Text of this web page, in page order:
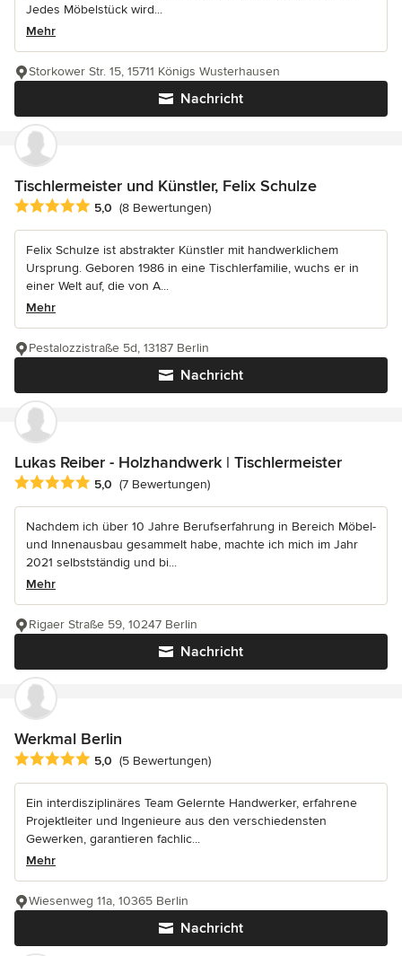
Jedes Möbelstück wird...
Mehr
Nachricht
Storkower Str. 15, 15711 Königs Wusterhausen
Tischlermeister und Künstler, Felix Schulze
Durchschnittliche Bewertung: 5 von 5 Sternen
5,0 (8 Bewertungen)
Felix Schulze ist abstrakter Künstler mit handwerklichem
Ursprung. Geboren 1986 in eine Tischlerfamilie, wuchs er in
einer Welt auf, die von A...
Mehr
Nachricht
Pestalozzistraße 5d, 13187 Berlin
Lukas Reiber - Holzhandwerk | Tischlermeister
Durchschnittliche Bewertung: 5 von 5 Sternen
5,0 (7 Bewertungen)
Nachdem ich über 10 Jahre Berufserfahrung in Bereich Möbel-
und Innenausbau gesammelt habe, machte ich mich im Jahr
2021 selbstständig und bi...
Mehr
Nachricht
Rigaer Straße 59, 10247 Berlin
Werkmal Berlin
Durchschnittliche Bewertung: 5 von 5 Sternen
5,0 (5 Bewertungen)
Ein interdisziplinäres Team Gelernte Handwerker, erfahrene
Projektleiter und Ingenieure aus den verschiedensten
Gewerken, garantieren fachlic...
Mehr
Nachricht
Wiesenweg 11a, 10365 Berlin